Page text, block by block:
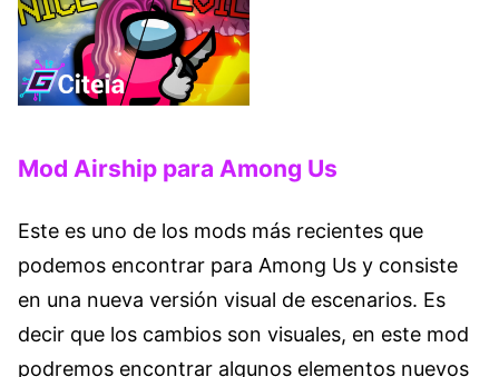
Mod Airship para Among Us
Este es uno de los mods más recientes que
podemos encontrar para Among Us y consiste
en una nueva versión visual de escenarios. Es
decir que los cambios son visuales, en este mod
podremos encontrar algunos elementos nuevos